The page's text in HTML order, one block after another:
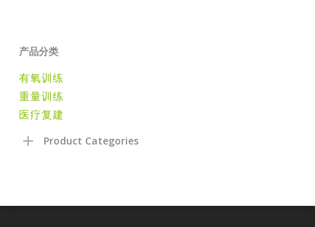
产品分类
有氧训练
重量训练
医疗复建
Product Categories